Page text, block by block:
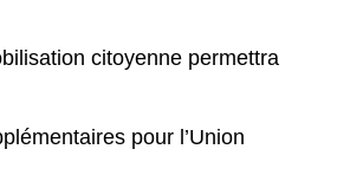
citoyenne permettra
pour l’Union